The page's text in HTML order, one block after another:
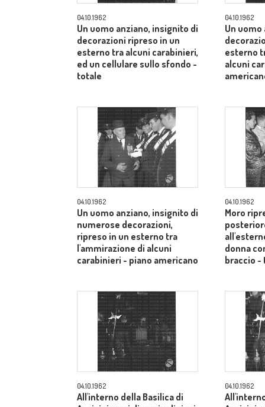
04.10.1962
Un uomo anziano, insignito di
decorazioni ripreso in un
esterno tra alcuni carabinieri,
ed un cellulare sullo sfondo -
totale
04.10.1962
Un
esterno
alcuni
04.10.1962
Un uomo anziano, insignito di
numerose decorazioni,
ripreso in un esterno tra
l'ammirazione di alcuni
carabinieri - piano americano
04.10.1962
Moro
donna
braccio -
04.10.1962
All'interno della Basilica di
04.10.1962